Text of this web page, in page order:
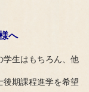
へ
生はもちろん、他
期課程進学を希望